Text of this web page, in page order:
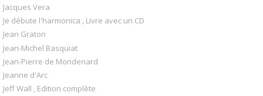
Jacques Vera
Je débute l'harmonica , Livre avec un CD
Jean Graton
Jean-Michel Basquiat
Jean-Pierre de Mondenard
Jeanne d'Arc
Jeff Wall , Edition complète